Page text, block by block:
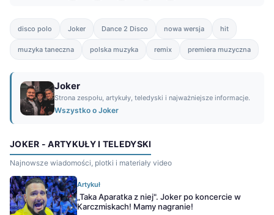
disco polo Joker Dance 2 Disco nowa wersja hit
muzyka taneczna polska muzyka remix premiera muzyczna
Joker
Strona zespołu, artykuły, teledyski i najważniejsze informacje.
Wszystko o Joker
JOKER - ARTYKUŁY I TELEDYSKI
Najnowsze wiadomości, plotki i materiały video
Artykuł
„Taka Aparatka z niej". Joker po koncercie w
Karczmiskach! Mamy nagranie!